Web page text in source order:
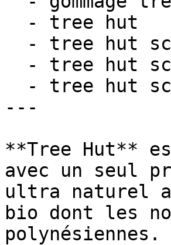
---
**Tree Hut**
avec un seul
ultra naturel
bio dont les
polynésiennes.